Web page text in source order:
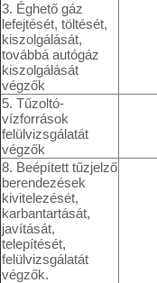
3. Éghető gáz
lefejtését, töltését,
kiszolgálását,
továbbá autógáz
kiszolgálását
végzők
5. Tűzoltó-
vízforrások
felülvizsgálatát
végzők
8. Beépített tűzjelző
berendezések
kivitelezését,
karbantartását,
javítását,
telepítését,
felülvizsgálatát
végzők.